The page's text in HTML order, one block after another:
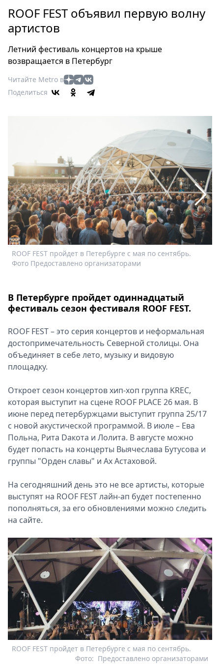
Россия
Мир
Еда
Мода
Театр
Пресс-
релизы
О
Metro
Стримы
Спецпроекты
Звезды
Выборы
2026
ROOF FEST объявил первую волну
артистов
Летний фестиваль концертов на крыше
возвращается в Петербург
Читайте Metro в
Поделиться
ROOF FEST пройдет в Петербурге с мая по сентябрь.
Фото Предоставлено организаторами
В Петербурге пройдет одиннадцатый
фестиваль сезон фестиваля ROOF FEST.
ROOF FEST – это серия концертов и неформальная
достопримечательность Северной столицы. Она
объединяет в себе лето, музыку и видовую
площадку.
Откроет сезон концертов хип-хоп группа KREC,
которая выступит на сцене ROOF PLACE 26 мая. В
июне перед петербуржцами выступит группа 25/17
с новой акустической программой. В июле – Ева
Польна, Рита Dакота и Лолита. В августе можно
будет попасть на концерты Выячеслава Бутусова и
группы "Орден славы" и Ах Астаховой.
На сегодняшний день это не все артисты, которые
выступят на ROOF FEST лайн-ап будет постепенно
пополняться, за его обновлениями можно следить
на сайте.
ROOF FEST пройдет в Петербурге с мая по сентябрь.
Предоставлено организаторами
Фото: